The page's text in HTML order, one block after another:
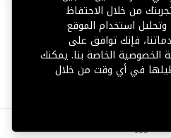
من خلال الاحتفاظ
استخدام الموقع
فإنك توافق على
الخصوصية الخاصة بنا. يمكنك
في أي وقت من خلال